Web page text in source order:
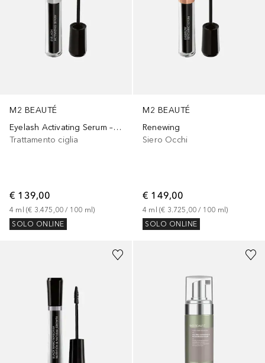
M2 BEAUTÉ
Eyelash Activating Serum – Edizione Limitata Per L’estate
Trattamento ciglia
€ 139,00
4 ml (€ 3.475,00 / 100 ml)
SOLO ONLINE
M2 BEAUTÉ
Renewing
Siero Occhi
€ 149,00
4 ml (€ 3.725,00 / 100 ml)
SOLO ONLINE